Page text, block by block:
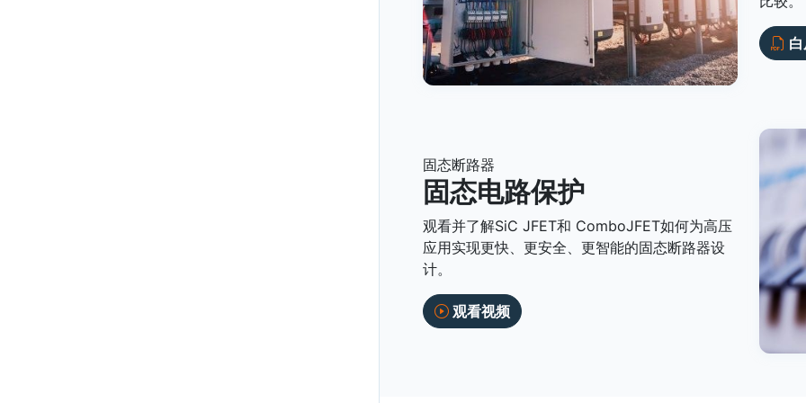
固态断路器
固态电路保护
观看并了解SiC JFET和 ComboJFET如何为高压
应用实现更快、更安全、更智能的固态断路器设
计。
观看视频